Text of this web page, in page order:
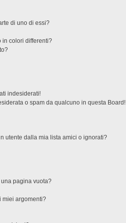
di uno di essi?
in colori differenti?
indesiderati!
o spam da qualcuno in questa Board!
utente dalla mia lista amici o ignorati?
pagina vuota?
miei argomenti?